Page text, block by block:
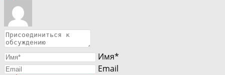
Имя*
Email